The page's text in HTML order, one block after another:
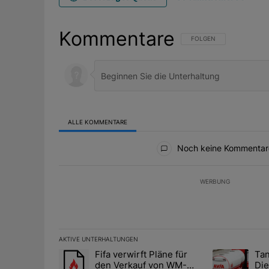
Kommentare FOLGE DIESER
FOLGEN
ALLE KOMMENTARE
Noch keine
WERBUNG
AKTIVE UNTERHALTUNGEN
Das Folgende ist eine Liste der am meisten
Ein Trendartikel mit dem Titel "Fifa verwirft Pläne für
Fifa verwirft Pläne für
den Verkauf von WM-
Ein